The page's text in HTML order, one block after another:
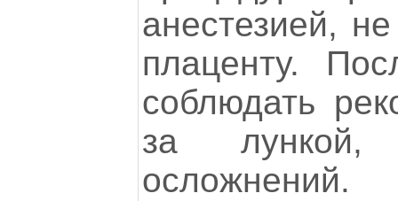
анестезией,
плаценту.
соблюдать
за лункой,
осложнений.